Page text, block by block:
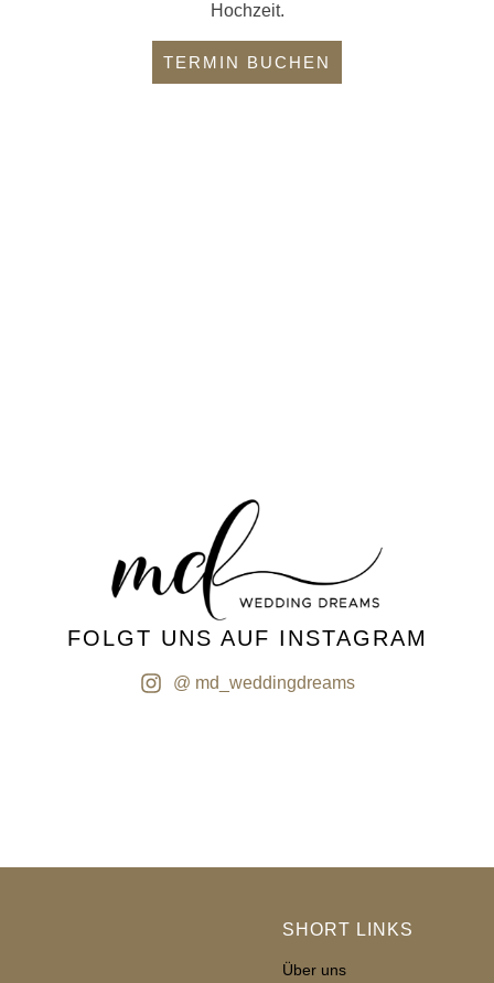
Hochzeit.
TERMIN BUCHEN
FOLGT UNS AUF INSTAGRAM
@ md_weddingdreams
SHORT LINKS
Über uns